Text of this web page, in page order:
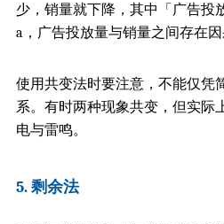
少，销量就下降，其中「广告投
a，广告投放量与销量之间存在因
使用共变法时要注意，不能仅凭
系。有时两种现象共变，但实际
电与雷鸣。
5. 剩余法